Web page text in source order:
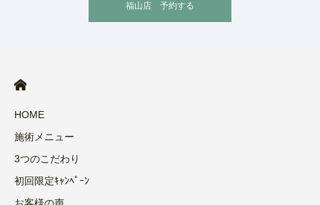
福山店 予約する
HOME
施術メニュー
3つのこだわり
初回限定ｷｬﾝﾍﾟｰﾝ